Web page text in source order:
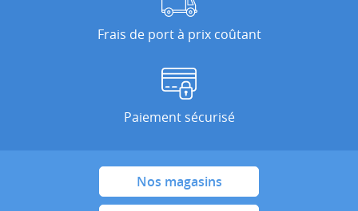
Frais de port à prix coûtant
Paiement sécurisé
Nos magasins